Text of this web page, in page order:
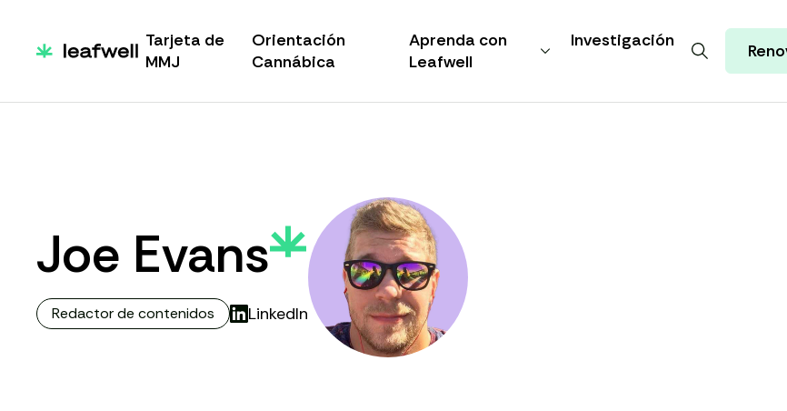
Tarjeta de
MMJ
Orientación
Cannábica
Aprenda con
Leafwell
Investigación
Joe Evans
Redactor de contenidos LinkedIn